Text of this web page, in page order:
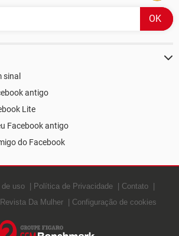
sinal
antigo
Lite
Facebook antigo
do Facebook
de uso Política de Privacidade
Contato
Da Mulher Configuração de cookies